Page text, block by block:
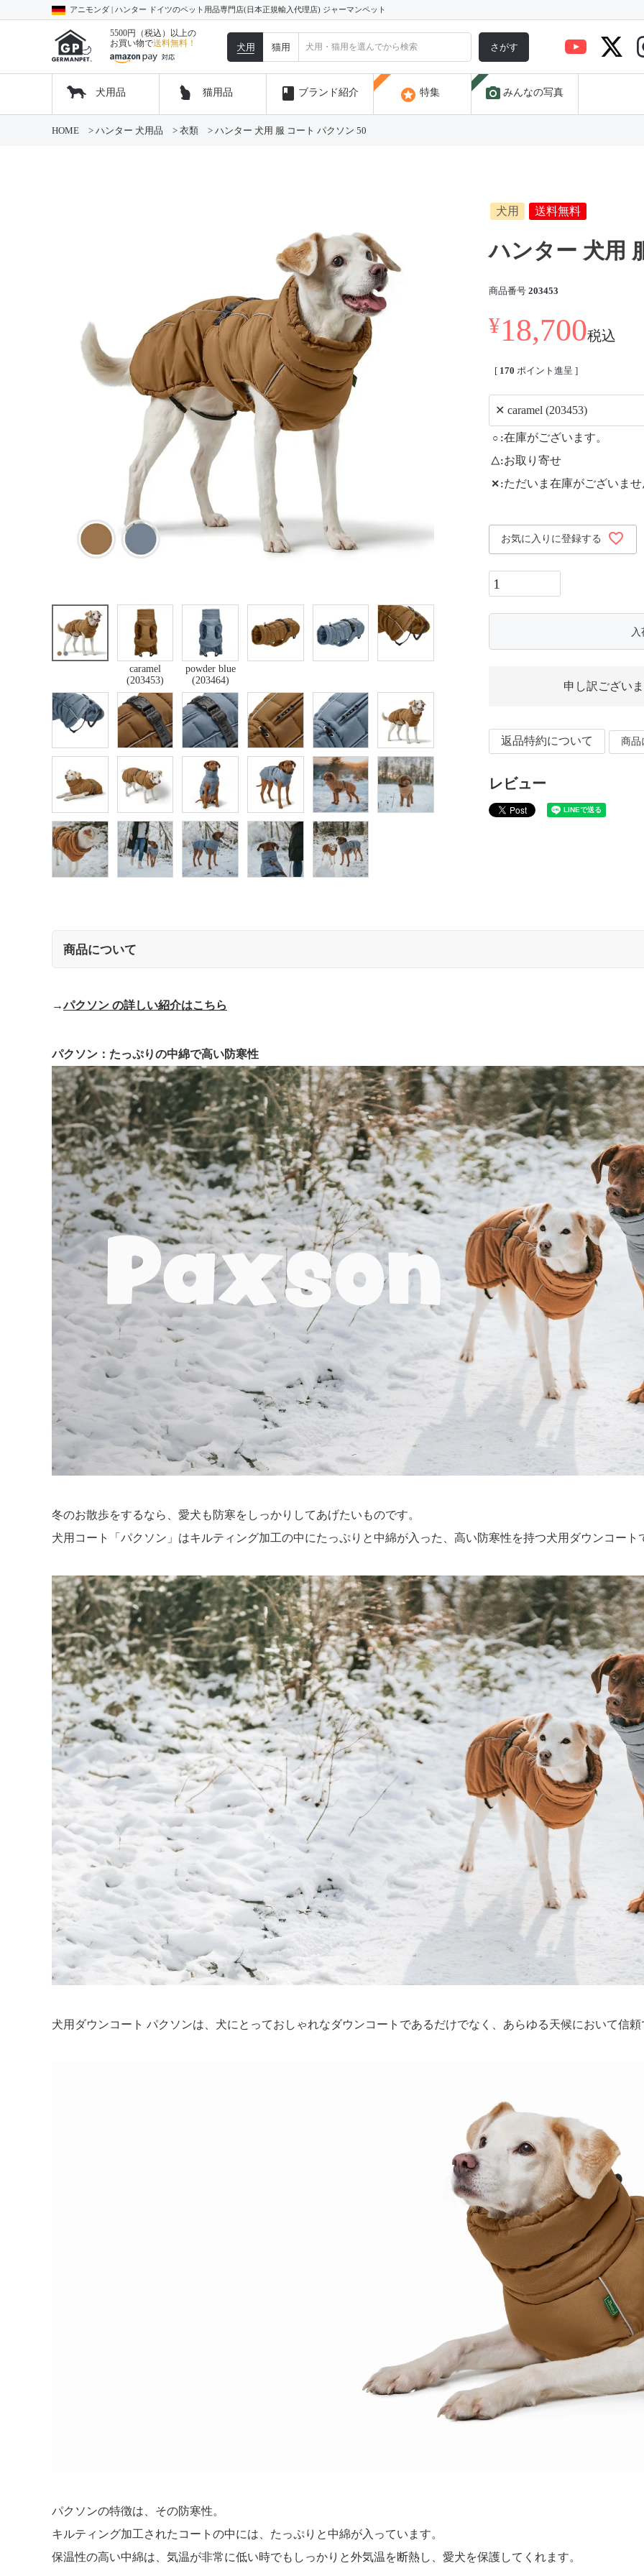
アニモンダ | ハンター ドイツのペット用品専門店(日本正規輸入代理店) ジャーマンペット
5500円（税込）以上の
お買い物で送料無料！ 犬用 猫用 さがす
犬用品 猫用品 book ブランド紹介 stars 特集 photo_camera みんなの写真
HOME ハンター 犬用品 衣類 ハンター 犬用 服 コート パクソン 50
caramel
(203453)
powder blue
(203464)
犬用 送料無料
ハンター 犬用
商品番号 203453
¥18,700税込
[ 170 ポイント進呈 ]
○ 在庫がございます。
△ お取り寄せ
✕ ただいま在庫がございま
お気に入りに登録する
申し訳ござい
返品特約について 商品
レビュー
商品について
→パクソン の詳しい紹介はこちら
パクソン：たっぷりの中綿で高い防寒性
冬のお散歩をするなら、愛犬も防寒をしっかりしてあげたいものです。
犬用コート「パクソン」はキルティング加工の中にたっぷりと中綿が入った、高い防寒性を持つ犬用ダウンコート
犬用ダウンコート パクソンは、犬にとっておしゃれなダウンコートであるだけでなく、あらゆる天候において信
パクソンの特徴は、その防寒性。
キルティング加工されたコートの中には、たっぷりと中綿が入っています。
保温性の高い中綿は、気温が非常に低い時でもしっかりと外気温を断熱し、愛犬を保護してくれます。